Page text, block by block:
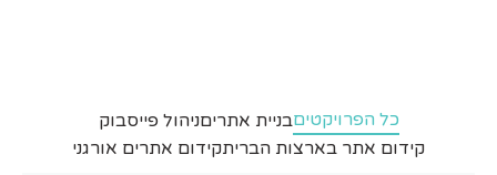
כל הפרויקטיםבניית אתריםניהול פייסבוק
קידום אתר בארצות הבריתקידום אתרים אורגני